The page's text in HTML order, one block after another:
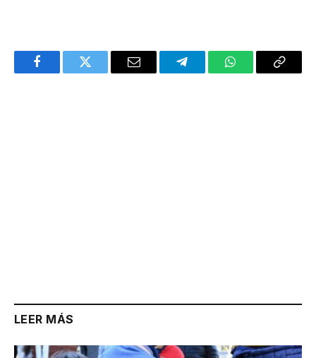
FacebookTwitter Email TelegramWhatsAppCopy
LEER MÁS